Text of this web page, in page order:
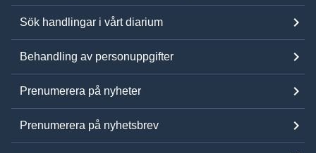
Sök handlingar i vårt diarium
Behandling av personuppgifter
Prenumerera på nyheter
Prenumerera på nyhetsbrev